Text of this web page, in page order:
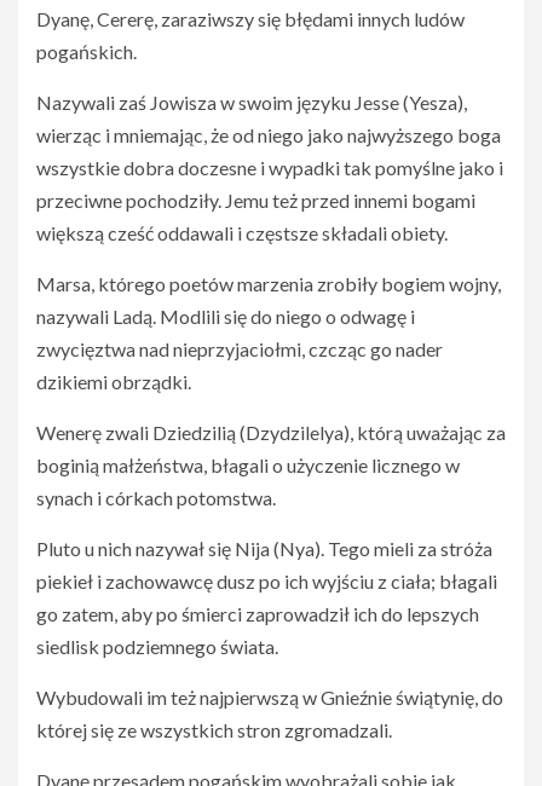
Dyanę, Cererę, zaraziwszy się błędami innych ludów
pogańskich.
Nazywali zaś Jowisza w swoim języku Jesse (Yesza),
wierząc i mniemając, że od niego jako najwyższego boga
wszystkie dobra doczesne i wypadki tak pomyślne jako i
przeciwne pochodziły. Jemu też przed innemi bogami
większą cześć oddawali i częstsze składali obiety.
Marsa, którego poetów marzenia zrobiły bogiem wojny,
nazywali Ladą. Modlili się do niego o odwagę i
zwycięztwa nad nieprzyjaciołmi, czcząc go nader
dzikiemi obrządki.
Wenerę zwali Dziedzilią (Dzydzilelya), którą uważając za
boginią małżeństwa, błagali o użyczenie licznego w
synach i córkach potomstwa.
Pluto u nich nazywał się Nija (Nya). Tego mieli za stróża
piekieł i zachowawcę dusz po ich wyjściu z ciała; błagali
go zatem, aby po śmierci zaprowadził ich do lepszych
siedlisk podziemnego świata.
Wybudowali im też najpierwszą w Gnieźnie świątynię, do
której się ze wszystkich stron zgromadzali.
Dyanę przesądem pogańskim wyobrażali sobie jak